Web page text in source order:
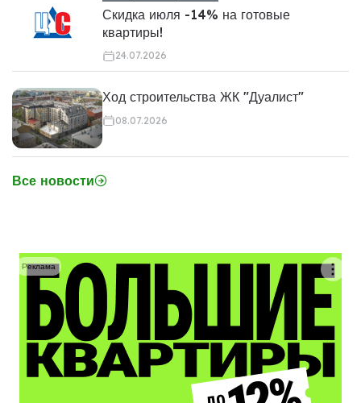
Скидка июля -14% на готовые
квартиры!
24.07.2026
Ход строительства ЖК "Дуалист"
08.07.2026
Все новости
Реклама